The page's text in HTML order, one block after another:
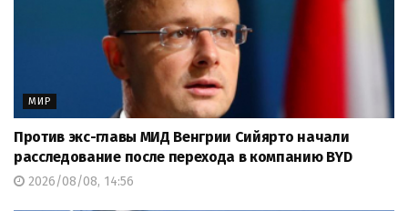
МИР
Против экс-главы МИД Венгрии Сийярто начали
расследование после перехода в компанию BYD
2026/08/08, 14:56